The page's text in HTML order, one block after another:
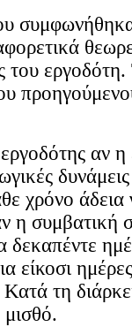
εργοδότη.
αν η
χρόνο άδεια
η συμβατική
δεκαπέντε
είκοσι
τη
μισθό.